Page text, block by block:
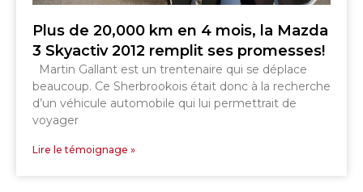
Plus de 20,000 km en 4 mois, la Mazda
3 Skyactiv 2012 remplit ses promesses!
Martin Gallant est un trentenaire qui se déplace
beaucoup. Ce Sherbrookois était donc à la recherche
d’un véhicule automobile qui lui permettrait de
voyager
Lire le témoignage »